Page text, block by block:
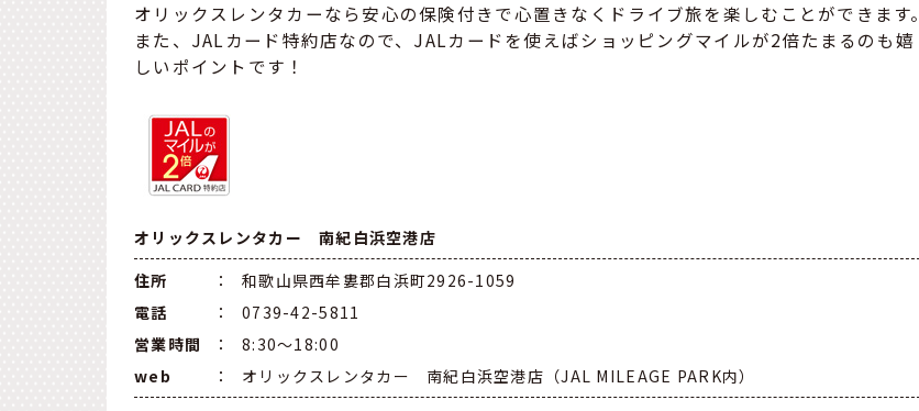
オリックスレンタカーなら安心の保険付きで心置きなくドライブ旅を楽しむことができます。
また、JALカード特約店なので、JALカードを使えばショッピングマイルが2倍たまるのも嬉
しいポイントです！
オリックスレンタカー 南紀白浜空港店
住所
：
和歌山県西牟婁郡白浜町2926-1059
電話
：
0739-42-5811
営業時間
：
8:30～18:00
web
： オリックスレンタカー 南紀白浜空港店（JAL MILEAGE PARK内）